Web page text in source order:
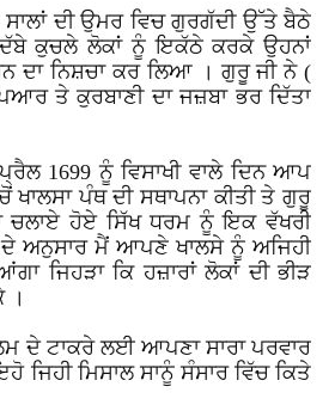
ਸਾਲਾਂ ਦੀ ਉਮਰ ਵਿਚ ਗੁਰਗੱਦੀ ਉੱਤੇ ਬੈਠੇ
ਦੱਬੇ ਕੁਚਲੇ ਲੋਕਾਂ ਨੂੰ ਇਕੱਠੇ ਕਰਕੇ ਉਹਨਾਂ
ਦਾ ਨਿਸ਼ਚਾ ਕਰ ਲਿਆ । ਗੁਰੂ ਜੀ ਨੇ(
ਤੇ ਕੁਰਬਾਣੀ ਦਾ ਜਜ਼ਬਾ ਭਰ ਦਿੱਤਾ
1699ਨੂੰ ਵਿਸਾਖੀ ਵਾਲੇ ਦਿਨ ਆਪ
ਖਾਲਸਾ ਪੰਥ ਦੀ ਸਥਾਪਨਾ ਕੀਤੀ ਤੇ ਗੁਰੂ
ਚਲਾਏ ਹੋਏ ਸਿੱਖ ਧਰਮ ਨੂੰ ਇਕ ਵੱਖਰੀ
ਦੇ ਅਨੁਸਾਰ ਮੈਂ ਆਪਣੇ ਖਾਲਸੇ ਨੂੰ ਅਜਿਹੀ
ਜਿਹੜਾ ਕਿ ਹਜ਼ਾਰਾਂ ਲੋਕਾਂ ਦੀ ਭੀੜ
।
ਦੇ ਟਾਕਰੇ ਲਈ ਆਪਣਾ ਸਾਰਾ ਪਰਵਾਰ
ਜਿਹੀ ਮਿਸਾਲ ਸਾਨੂੰ ਸੰਸਾਰ ਵਿੱਚ ਕਿਤੇ